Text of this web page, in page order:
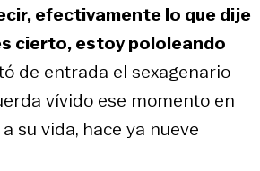
efectivamente lo que dije
cierto, estoy pololeando
de entrada el sexagenario
vívido ese momento en
su vida, hace ya nueve